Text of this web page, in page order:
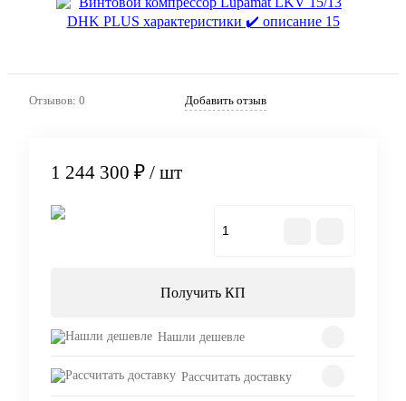
Отзывов: 0 Добавить отзыв
1 244 300 ₽ / шт
Получить КП
Нашли дешевле
Рассчитать доставку